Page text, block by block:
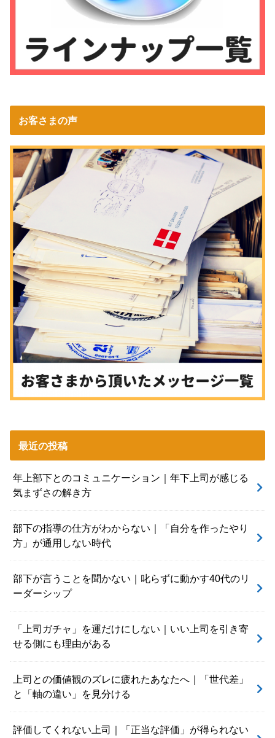
お客さまの声
最近の投稿
年上部下とのコミュニケーション｜年下上司が感じる
気まずさの解き方
部下の指導の仕方がわからない｜「自分を作ったやり
方」が通用しない時代
部下が言うことを聞かない｜叱らずに動かす40代のリ
ーダーシップ
「上司ガチャ」を運だけにしない｜いい上司を引き寄
せる側にも理由がある
上司との価値観のズレに疲れたあなたへ｜「世代差」
と「軸の違い」を見分ける
評価してくれない上司｜「正当な評価」が得られない